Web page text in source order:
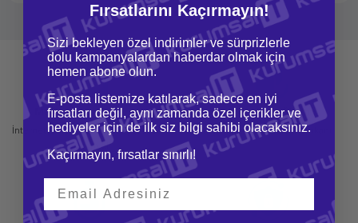
Mağazadan Teslimat
İnternetten sipariş et ve mağazadan
teslim al
İade ve Değişim
Kolay iade ve değişim imkanı
Fırsatlarını Kaçırmayın!
Sizi bekleyen özel indirimler ve sürprizlerle
dolu kampanyalardan haberdar olmak için
hemen abone olun.
E-posta listemize katılarak, sadece en iyi
fırsatları değil, aynı zamanda özel içerikler ve
hediyeler için de ilk siz bilgi sahibi olacaksınız.
Kaçırmayın, fırsatlar sınırlı!